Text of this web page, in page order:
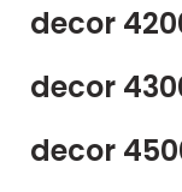
decor
decor
decor